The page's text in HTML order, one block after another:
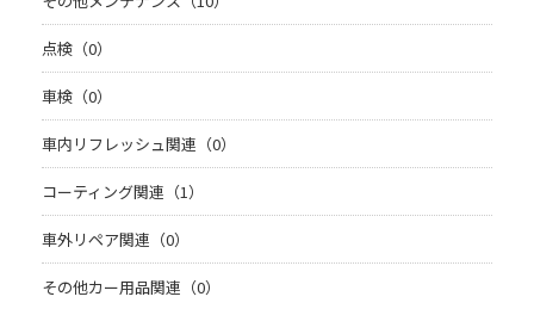
点検（0）
車検（0）
車内リフレッシュ関連（0）
コーティング関連（1）
車外リペア関連（0）
その他カー用品関連（0）